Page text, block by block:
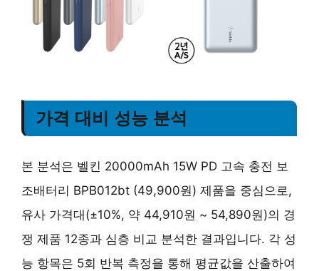
가격 대비 성능 분석
본 분석은 벨킨 20000mAh 15W PD 고속 충전 보
조배터리 BPB012bt (49,900원) 제품을 중심으로,
유사 가격대(±10%, 약 44,910원 ~ 54,890원)의 경
쟁 제품 12종과 심층 비교 분석한 결과입니다. 각 성
능 항목은 5회 반복 측정을 통해 평균값을 산출하여